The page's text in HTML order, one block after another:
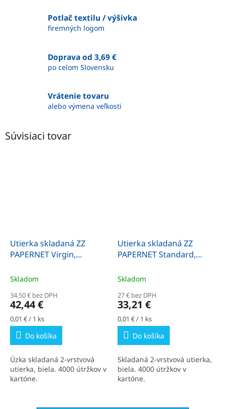
Potlač textilu / výšivka
firemných logom
Doprava od 3,69 €
po celom Slovensku
Vrátenie tovaru
alebo výmena veľkosti
Súvisiaci tovar
Utierka skladaná ZZ
PAPERNET Virgin,
Skladom
34,50 € bez DPH
42,44 €
Jednotková
cena:
0,01 € / 1 ks
Do košíka
Úzka skladaná 2-vrstvová
utierka, biela. 4000 útržkov v
kartóne.
Utierka skladaná ZZ
PAPERNET Standard,
Skladom
27 € bez DPH
33,21 €
Jednotková
cena:
0,01 € / 1 ks
Do košíka
Skladaná 2-vrstvová utierka,
biela. 4000 útržkov v
kartóne.